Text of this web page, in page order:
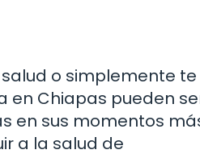
o simplemente te
en Chiapas pueden
en sus momentos
a la salud de